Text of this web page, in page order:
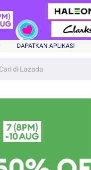
DAPATKAN APLIKASI